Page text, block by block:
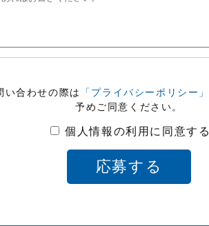
い合わせの際は 「プライバシーポリシー」
予めご同意ください。
個人情報の利用に同意する
応募する